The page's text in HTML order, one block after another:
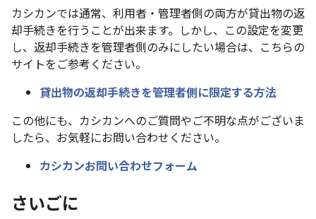
カシカンでは通常、利用者・管理者側の両方が貸出物の返
却手続きを行うことが出来ます。しかし、この設定を変更
し、返却手続きを管理者側のみにしたい場合は、こちらの
サイトをご参考ください。
貸出物の返却手続きを管理者側に限定する方法
この他にも、カシカンへのご質問やご不明な点がございま
したら、お気軽にお問い合わせください。
カシカンお問い合わせフォーム
さいごに